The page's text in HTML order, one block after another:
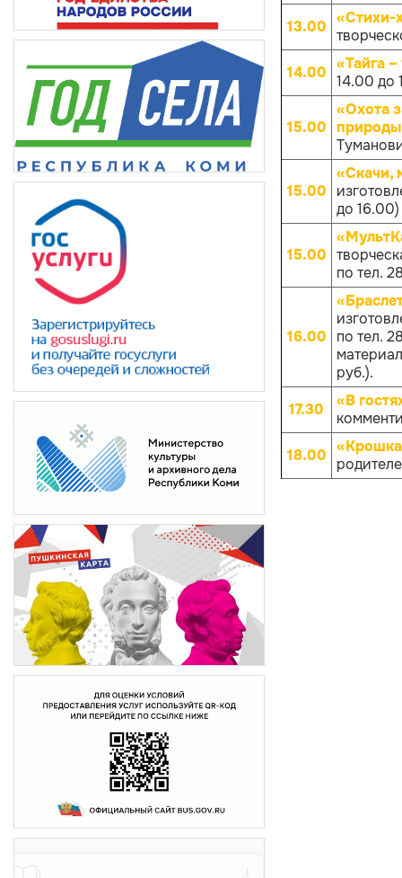
13.00 «Стихи-
14.00 «Тайга
14.00 до
15.00
«Охота
15.00
«Скачи,
до 16.00)
15.00
по тел.
16.00
по тел.
руб.).
17.30
«В
18.00